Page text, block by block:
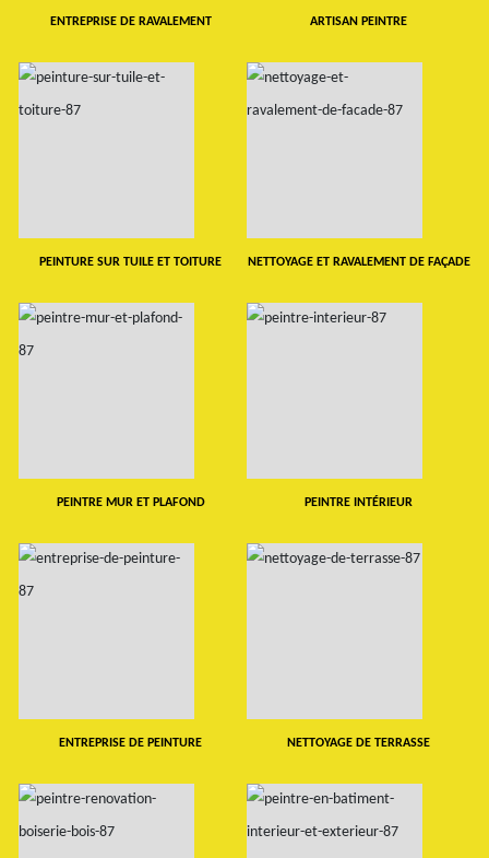
ENTREPRISE DE RAVALEMENT ARTISAN PEINTRE
PEINTURE SUR TUILE ET TOITURE NETTOYAGE ET RAVALEMENT DE FAÇADE
PEINTRE MUR ET PLAFOND PEINTRE INTÉRIEUR
ENTREPRISE DE PEINTURE NETTOYAGE DE TERRASSE